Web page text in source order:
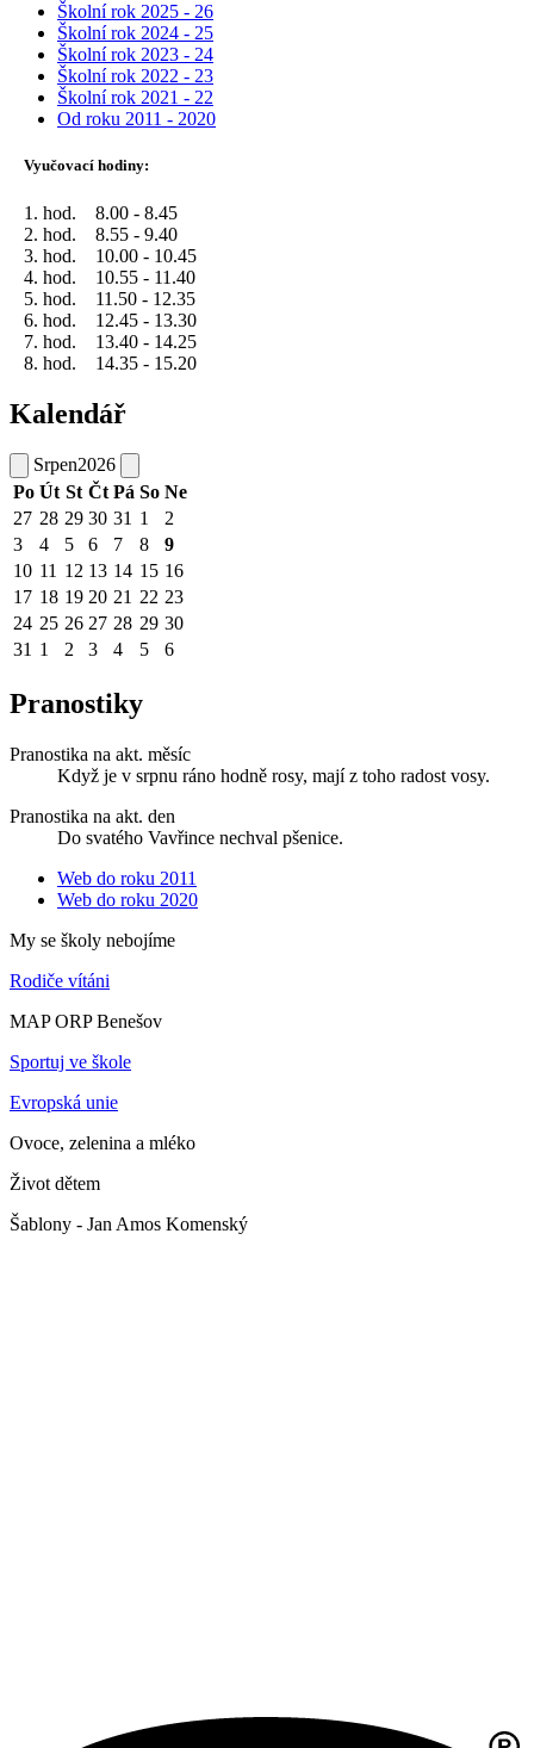
Školní rok 2025 - 26
Školní rok 2024 - 25
Školní rok 2023 - 24
Školní rok 2022 - 23
Školní rok 2021 - 22
Od roku 2011 - 2020
Vyučovací hodiny:
1. hod. 8.00 - 8.45
2. hod. 8.55 - 9.40
3. hod. 10.00 - 10.45
4. hod. 10.55 - 11.40
5. hod. 11.50 - 12.35
6. hod. 12.45 - 13.30
7. hod. 13.40 - 14.25
8. hod. 14.35 - 15.20
Kalendář
Srpen2026
Po Út St Čt Pá So Ne
27 28 29 30 31 1
2
3
4 5 6 7 8
9
10 11 12 13 14 15 16
17 18 19 20 21 22 23
24 25 26 27 28 29 30
31 1 2 3 4 5 6
Pranostiky
Pranostika na akt. měsíc
Když je v srpnu ráno hodně rosy, mají z toho radost vosy.
Pranostika na akt. den
Do svatého Vavřince nechval pšenice.
Web do roku 2011
Web do roku 2020
My se školy nebojíme
Rodiče vítáni
MAP ORP Benešov
Sportuj ve škole
Evropská unie
Ovoce, zelenina a mléko
Život dětem
Šablony - Jan Amos Komenský